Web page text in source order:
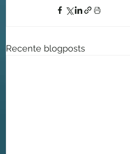
Recente blogposts